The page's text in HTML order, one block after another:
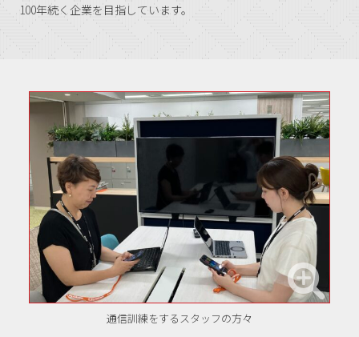
100年続く企業を目指しています。
通信訓練をするスタッフの方々